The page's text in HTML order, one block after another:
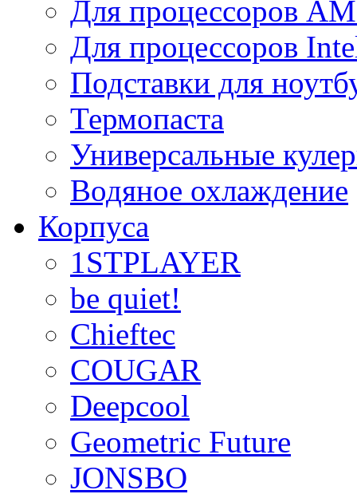
Для процессоров
Для процессоров
Подставки для
Термопаста
Универсальные
Водяное охлаждение
Корпуса
1STPLAYER
be quiet!
Chieftec
COUGAR
Deepcool
Geometric Future
JONSBO